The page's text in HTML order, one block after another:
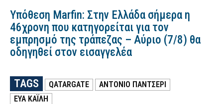
Υπόθεση Marfin: Στην Ελλάδα σήμερα η
46χρονη που κατηγορείται για τον
εμπρησμό της τράπεζας – Αύριο (7/8) θα
οδηγηθεί στον εισαγγελέα
TAGS QATARGATE
ΑΝΤΌΝΙΟ ΠΑΝΤΣΈΡΙ
ΕΎΑ ΚΑΪΛΉ